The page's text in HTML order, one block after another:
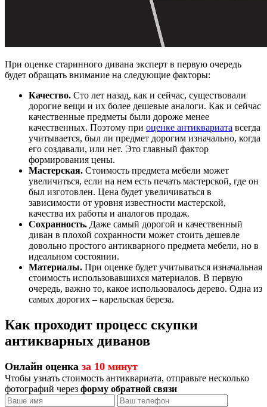
При оценке старинного дивана эксперт в первую очередь
будет обращать внимание на следующие факторы:
Качество. Сто лет назад, как и сейчас, существовали
дорогие вещи и их более дешевые аналоги. Как и сейчас
качественные предметы были дороже менее
качественных. Поэтому при оценке антиквариата всегда
учитывается, был ли предмет дорогим изначально, когда
его создавали, или нет. Это главный фактор
формирования цены.
Мастерская. Стоимость предмета мебели может
увеличиться, если на нем есть печать мастерской, где он
был изготовлен. Цена будет увеличиваться в
зависимости от уровня известности мастерской,
качества их работы и аналогов продаж.
Сохранность. Даже самый дорогой и качественный
диван в плохой сохранности может стоить дешевле
довольно простого антикварного предмета мебели, но в
идеальном состоянии.
Материалы. При оценке будет учитываться изначальная
стоимость использовавшихся материалов. В первую
очередь, важно то, какое использовалось дерево. Одна из
самых дорогих – карельская береза.
Как проходит процесс скупки
антикварных диванов
Онлайн оценка за 10 минут
Чтобы узнать стоимость антиквариата, отправьте несколько
фотографий через форму обратной связи